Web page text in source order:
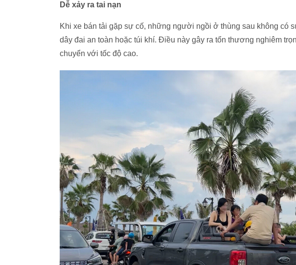
Dễ xảy ra tai nạn
Khi xe bán tải gặp sự cố, những người ngồi ở thùng sau không có
dây đai an toàn hoặc túi khí. Điều này gây ra tổn thương nghiêm
chuyển với tốc độ cao.